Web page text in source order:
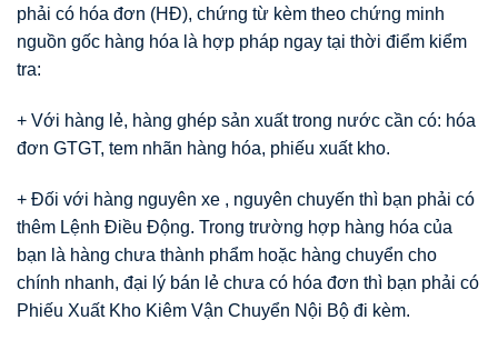
phải có hóa đơn (HĐ), chứng từ kèm theo chứng minh
nguồn gốc hàng hóa là hợp pháp ngay tại thời điểm kiểm
tra:
+ Với hàng lẻ, hàng ghép sản xuất trong nước cần có: hóa
đơn GTGT, tem nhãn hàng hóa, phiếu xuất kho.
+ Đối với hàng nguyên xe , nguyên chuyến thì bạn phải có
thêm Lệnh Điều Động. Trong trường hợp hàng hóa của
bạn là hàng chưa thành phẩm hoặc hàng chuyển cho
chính nhanh, đại lý bán lẻ chưa có hóa đơn thì bạn phải có
Phiếu Xuất Kho Kiêm Vận Chuyển Nội Bộ đi kèm.